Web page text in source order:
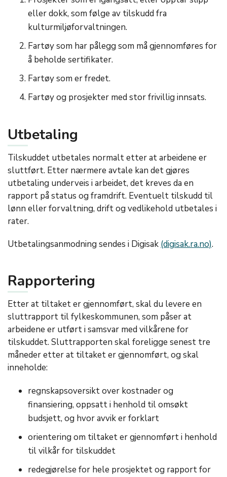
eller dokk, som følge av tilskudd fra
kulturmiljøforvaltningen.
Fartøy som har pålegg som må gjennomføres for
å beholde sertifikater.
Fartøy som er fredet.
Fartøy og prosjekter med stor frivillig innsats.
Utbetaling
Tilskuddet utbetales normalt etter at arbeidene er
sluttført. Etter nærmere avtale kan det gjøres
utbetaling underveis i arbeidet, det kreves da en
rapport på status og framdrift. Eventuelt tilskudd til
lønn eller forvaltning, drift og vedlikehold utbetales i
rater.
Utbetalingsanmodning sendes i Digisak (digisak.ra.no).
Rapportering
Etter at tiltaket er gjennomført, skal du levere en
sluttrapport til fylkeskommunen, som påser at
arbeidene er utført i samsvar med vilkårene for
tilskuddet. Sluttrapporten skal foreligge senest tre
måneder etter at tiltaket er gjennomført, og skal
inneholde:
regnskapsoversikt over kostnader og
finansiering, oppsatt i henhold til omsøkt
budsjett, og hvor avvik er forklart
orientering om tiltaket er gjennomført i henhold
til vilkår for tilskuddet
redegjørelse for hele prosjektet og rapport for